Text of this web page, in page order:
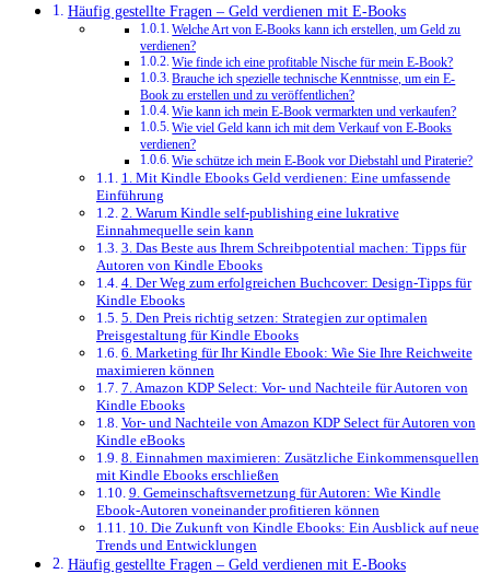
Häufig gestellte Fragen – Geld verdienen mit E-Books
Welche Art von E-Books kann ich erstellen, um Geld zu
verdienen?
Wie finde ich eine profitable Nische für mein E-Book?
Brauche ich spezielle technische Kenntnisse, um ein E-
Book zu erstellen und zu veröffentlichen?
Wie kann ich mein E-Book vermarkten und verkaufen?
Wie viel Geld kann ich mit dem Verkauf von E-Books
verdienen?
Wie schütze ich mein E-Book vor Diebstahl und Piraterie?
1. Mit Kindle Ebooks Geld verdienen: Eine ​umfassende
Einführung
2. ‌Warum Kindle self-publishing ⁢eine ⁣lukrative
Einnahmequelle sein kann
3. Das Beste aus Ihrem Schreibpotential machen: Tipps⁢ für
‍Autoren⁤ von Kindle ⁣Ebooks
4. Der Weg zum ⁤erfolgreichen Buchcover: Design-Tipps⁢ für
Kindle Ebooks
5. Den Preis richtig setzen: Strategien zur optimalen
Preisgestaltung​ für Kindle Ebooks
6. Marketing für Ihr Kindle Ebook: Wie Sie Ihre Reichweite
maximieren können
7. Amazon ⁣KDP ‍Select: Vor- und Nachteile für Autoren von
Kindle Ebooks
Vor- und Nachteile von Amazon KDP Select für Autoren von
Kindle ⁣eBooks
8. Einnahmen maximieren: Zusätzliche Einkommensquellen
mit​ Kindle ‌Ebooks erschließen
9. Gemeinschaftsvernetzung für Autoren: Wie Kindle
Ebook-Autoren voneinander profitieren können
10. Die ​Zukunft von Kindle Ebooks: Ein Ausblick auf neue
⁣Trends‍ und Entwicklungen
Häufig gestellte Fragen – Geld verdienen mit E-Books